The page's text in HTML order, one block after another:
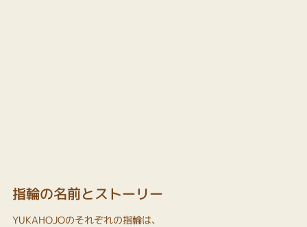
指輪の名前とストーリー
YUKAHOJOのそれぞれの指輪は、